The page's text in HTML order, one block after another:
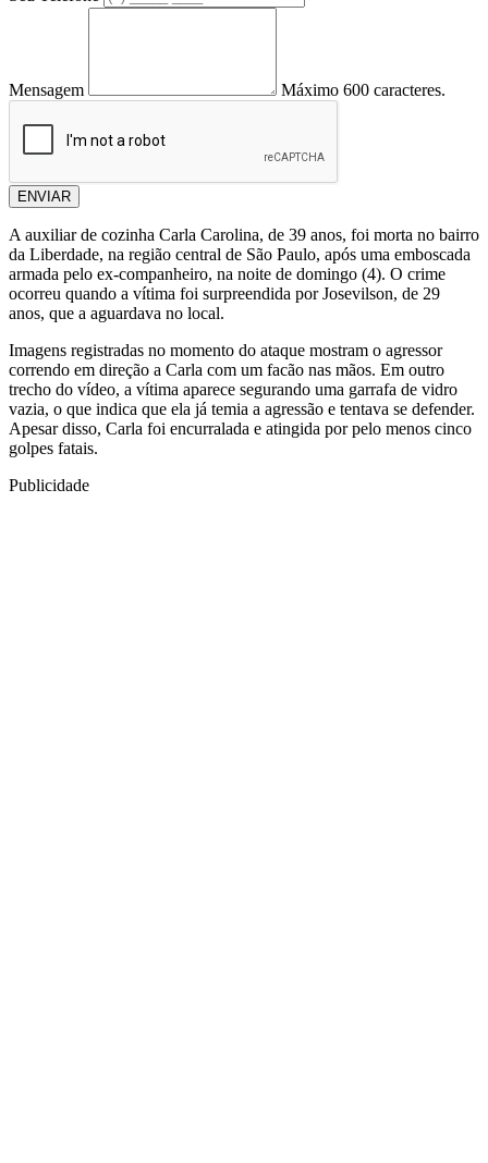
Mensagem Máximo 600 caracteres.
ENVIAR
A auxiliar de cozinha Carla Carolina, de 39 anos, foi morta no bairro
da Liberdade, na região central de São Paulo, após uma emboscada
armada pelo ex-companheiro, na noite de domingo (4). O crime
ocorreu quando a vítima foi surpreendida por Josevilson, de 29
anos, que a aguardava no local.
Imagens registradas no momento do ataque mostram o agressor
correndo em direção a Carla com um facão nas mãos. Em outro
trecho do vídeo, a vítima aparece segurando uma garrafa de vidro
vazia, o que indica que ela já temia a agressão e tentava se defender.
Apesar disso, Carla foi encurralada e atingida por pelo menos cinco
golpes fatais.
Publicidade